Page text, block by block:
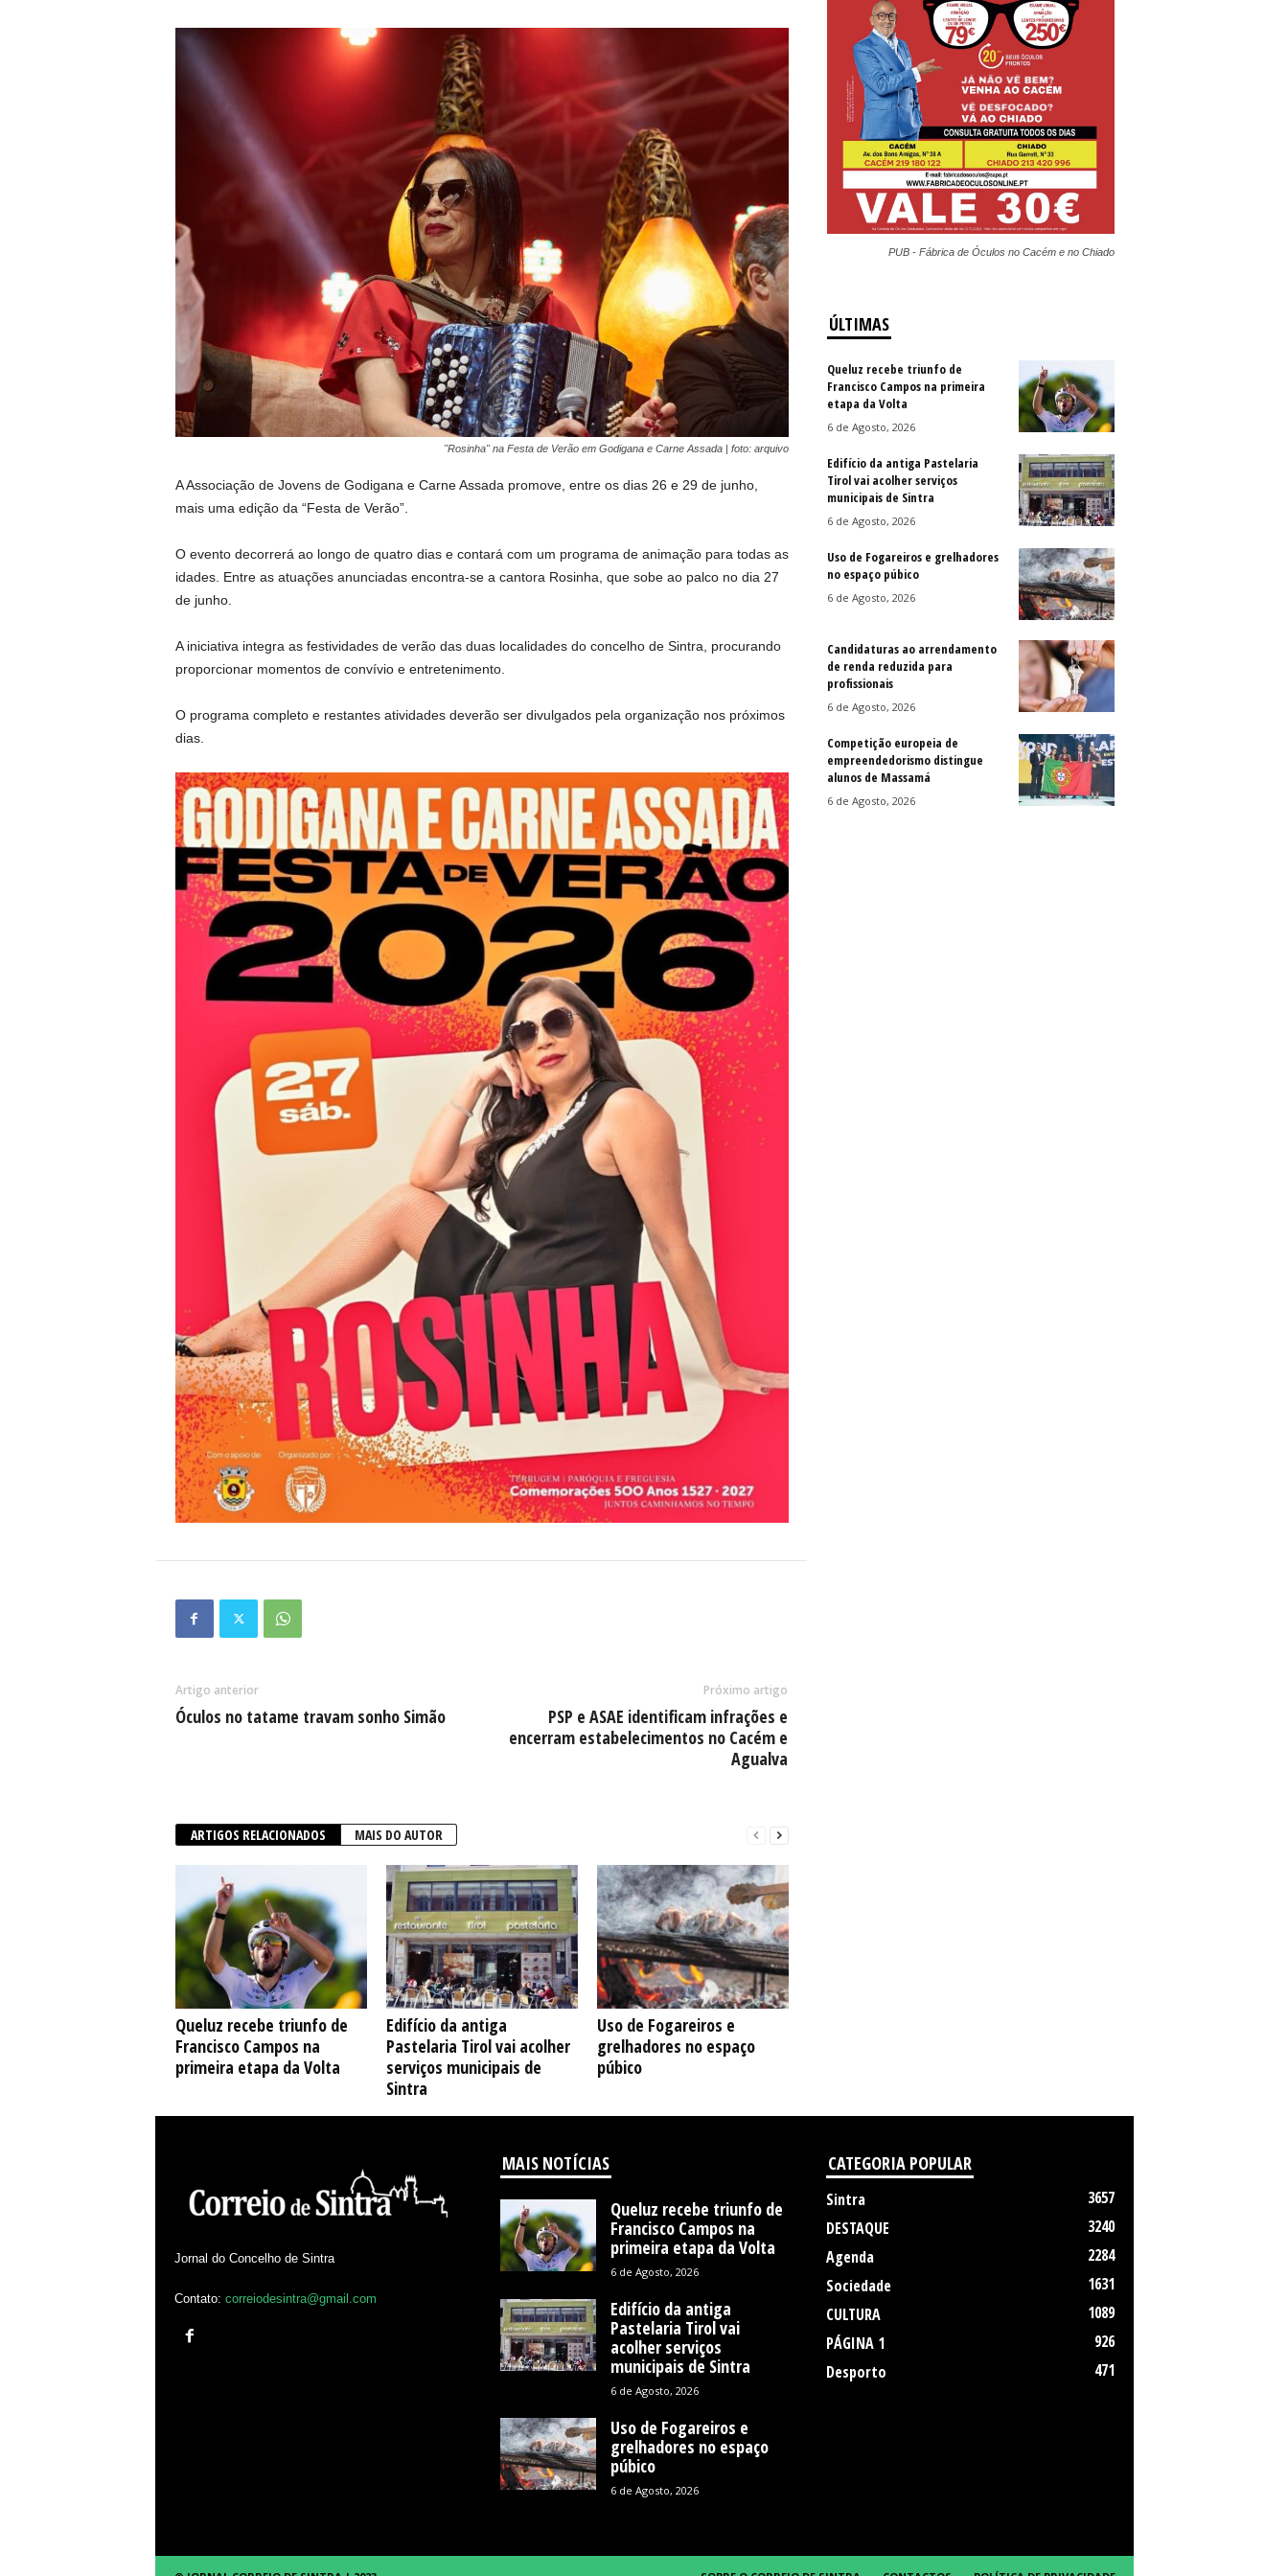
"Rosinha" na Festa de Verão em Godigana e Carne Assada | foto: arquivo
A Associação de Jovens de Godigana e Carne Assada promove, entre os dias 26 e 29 de junho,
mais uma edição da “Festa de Verão”.
O evento decorrerá ao longo de quatro dias e contará com um programa de animação para todas as
idades. Entre as atuações anunciadas encontra-se a cantora Rosinha, que sobe ao palco no dia 27
de junho.
A iniciativa integra as festividades de verão das duas localidades do concelho de Sintra, procurando
proporcionar momentos de convívio e entretenimento.
O programa completo e restantes atividades deverão ser divulgados pela organização nos próximos
dias.
Artigo anterior
Óculos no tatame travam sonho Simão
Próximo artigo
PSP e ASAE identificam infrações e
encerram estabelecimentos no Cacém e
Agualva
ARTIGOS RELACIONADOS MAIS DO AUTOR
Queluz recebe triunfo de
Francisco Campos na
primeira etapa da Volta
Edifício da antiga
Pastelaria Tirol vai acolher
serviços municipais de
Sintra
Uso de Fogareiros e
grelhadores no espaço
púbico
PUB - Fábrica de Óculos no Cacém e no Chiado
ÚLTIMAS
Queluz recebe triunfo de
Francisco Campos na primeira
etapa da Volta
6 de Agosto, 2026
Edifício da antiga Pastelaria
Tirol vai acolher serviços
municipais de Sintra
6 de Agosto, 2026
Uso de Fogareiros e grelhadores
no espaço púbico
6 de Agosto, 2026
Candidaturas ao arrendamento
de renda reduzida para
profissionais
6 de Agosto, 2026
Competição europeia de
empreendedorismo distingue
alunos de Massamá
6 de Agosto, 2026
Jornal do Concelho de Sintra
Contato: correiodesintra@gmail.com
MAIS NOTÍCIAS
Queluz recebe triunfo de
Francisco Campos na
primeira etapa da Volta
6 de Agosto, 2026
Edifício da antiga
Pastelaria Tirol vai
acolher serviços
municipais de Sintra
6 de Agosto, 2026
Uso de Fogareiros e
grelhadores no espaço
púbico
6 de Agosto, 2026
CATEGORIA POPULAR
Sintra
3657
DESTAQUE
3240
Agenda
2284
Sociedade
1631
CULTURA
1089
PÁGINA 1
926
Desporto
471